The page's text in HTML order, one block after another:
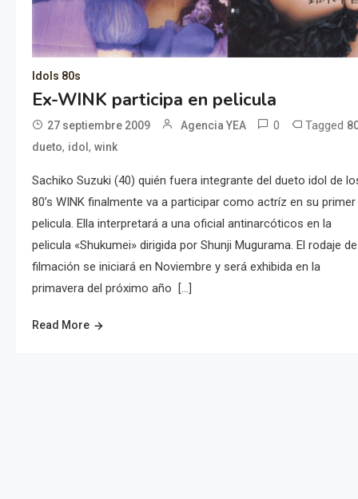
Idols 80s
Ex-WINK participa en pelicula
27 septiembre 2009 Agencia YEA 0 Tagged
dueto, idol,wink
Sachiko Suzuki (40) quién fuera integrante del dueto idol de
80’s WINK finalmente va a participar como actríz en su primer
pelicula. Ella interpretará a una oficial antinarcóticos en la
pelicula «Shukumei» dirigida por Shunji Mugurama. El rodaje
filmación se iniciará en Noviembre y será exhibida en la
primavera del próximo año […]
Read More